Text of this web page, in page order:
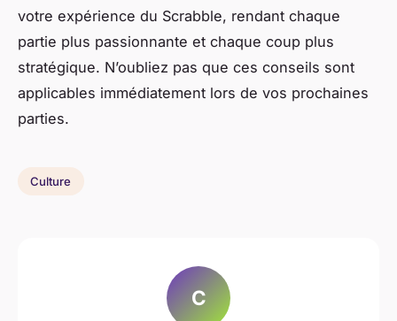
votre expérience du Scrabble, rendant chaque
partie plus passionnante et chaque coup plus
stratégique. N’oubliez pas que ces conseils sont
applicables immédiatement lors de vos prochaines
parties.
Culture
C